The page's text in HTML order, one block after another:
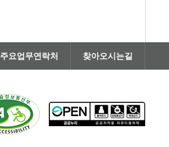
주요업무연락처 찾아오시는길